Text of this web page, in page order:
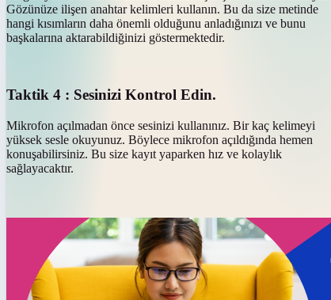
Gözünüze ilişen anahtar kelimleri kullanın. Bu da size metinde
hangi kısımların daha önemli olduğunu anladığınızı ve bunu
başkalarına aktarabildiğinizi göstermektedir.
Taktik 4 : Sesinizi Kontrol Edin.
Mikrofon açılmadan önce sesinizi kullanınız. Bir kaç kelimeyi
yüksek sesle okuyunuz. Böylece mikrofon açıldığında hemen
konuşabilirsiniz. Bu size kayıt yaparken hız ve kolaylık
sağlayacaktır.